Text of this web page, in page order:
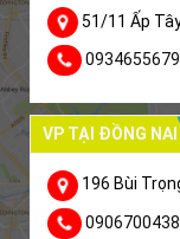
51/11 Ấp
0934655679
VP TẠI ĐỒNG NAI
196 Bùi
0906700438